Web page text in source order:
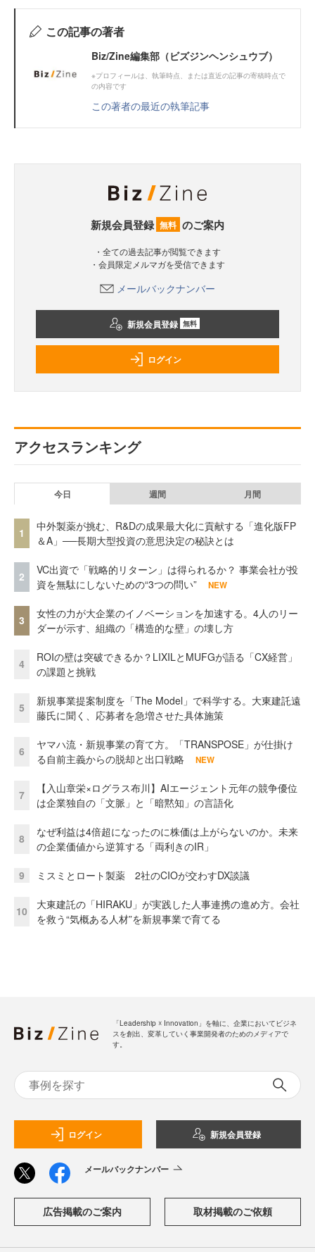
この記事の著者
Biz/Zine編集部（ビズジンヘンシュウブ）
※プロフィールは、執筆時点、または直近の記事の寄稿時点で
の内容です
この著者の最近の執筆記事
新規会員登録 無料 のご案内
・全ての過去記事が閲覧できます
・会員限定メルマガを受信できます
メールバックナンバー
新規会員登録 無料
ログイン
アクセスランキング
今日 週間 月間
1
中外製薬が挑む、R&Dの成果最大化に貢献する「進化版FP
＆A」──長期大型投資の意思決定の秘訣とは
2
VC出資で「戦略的リターン」は得られるか？ 事業会社が投
資を無駄にしないための“3つの問い”
NEW
3
女性の力が大企業のイノベーションを加速する。4人のリー
ダーが示す、組織の「構造的な壁」の壊し方
4
ROIの壁は突破できるか？LIXILとMUFGが語る「CX経営」
の課題と挑戦
5
新規事業提案制度を「The Model」で科学する。大東建託遠
藤氏に聞く、応募者を急増させた具体施策
6
ヤマハ流・新規事業の育て方。「TRANSPOSE」が仕掛け
る自前主義からの脱却と出口戦略
NEW
7
【入山章栄×ログラス布川】AIエージェント元年の競争優位
は企業独自の「文脈」と「暗黙知」の言語化
8
なぜ利益は4倍超になったのに株価は上がらないのか。未来
の企業価値から逆算する「両利きのIR」
9 ミスミとロート製薬 2社のCIOが交わすDX談議
10
大東建託の「HIRAKU」が実践した人事連携の進め方。会社
を救う“気概ある人材”を新規事業で育てる
「Leadership ☓ Innovation」を軸に、企業においてビジネ
スを創出、変革していく事業開発者のためのメディアで
す。
ログイン 新規会員登録
メールバックナンバー
広告掲載のご案内 取材掲載のご依頼